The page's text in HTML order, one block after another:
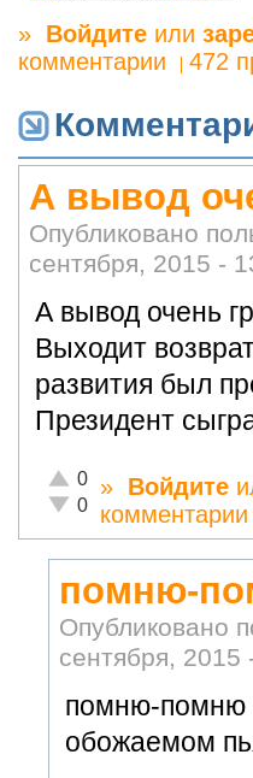
» Войдите или
комментарии
472
А вывод
Опубликовано
сентября, 2015 -
А вывод очень
Выходит
развития был
Президент
Отлично!
0
Неадекватно!
0
» Войдите
комментарии
помню-
Опубликовано
сентября, 2015
помню-помню
обожаемом